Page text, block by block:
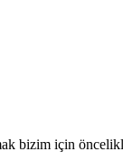
bizim için